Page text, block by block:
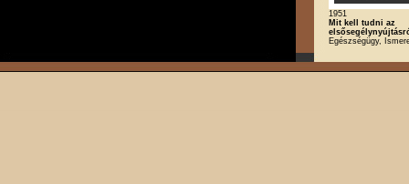
1951
Mit kell tudni az
Egészségügy,